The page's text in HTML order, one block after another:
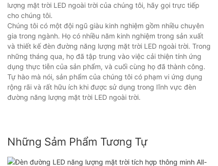
lượng mặt trời LED ngoài trời của chúng tôi, hãy gọi trực tiếp
cho chúng tôi.
Chúng tôi có một đội ngũ giàu kinh nghiệm gồm nhiều chuyên
gia trong ngành. Họ có nhiều năm kinh nghiệm trong sản xuất
và thiết kế đèn đường năng lượng mặt trời LED ngoài trời. Trong
những tháng qua, họ đã tập trung vào việc cải thiện tính ứng
dụng thực tiễn của sản phẩm, và cuối cùng họ đã thành công.
Tự hào mà nói, sản phẩm của chúng tôi có phạm vi ứng dụng
rộng rãi và rất hữu ích khi được sử dụng trong lĩnh vực đèn
đường năng lượng mặt trời LED ngoài trời.
Những Sảm Phẩm Tương Tự